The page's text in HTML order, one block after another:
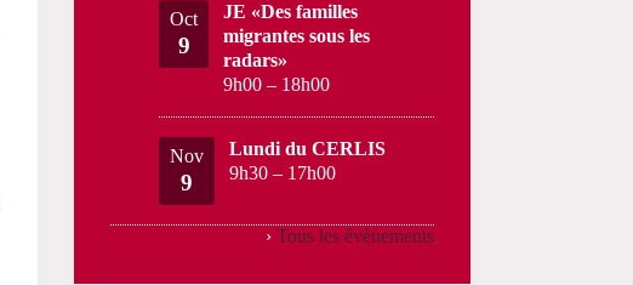
Oct
9
JE «Des familles
migrantes sous les
radars»
9h00 – 18h00
Nov
9
Lundi du CERLIS
9h30 – 17h00
› Tous les évènements